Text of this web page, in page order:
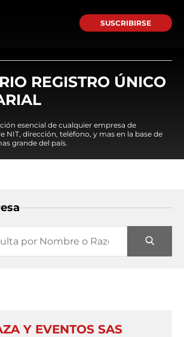
SUSCRIBIRSE
REGISTRO ÚNICO
esencial de cualquier empresa de
NIT, dirección, teléfono, y mas en la base de
grande del país.
Y EVENTOS SAS